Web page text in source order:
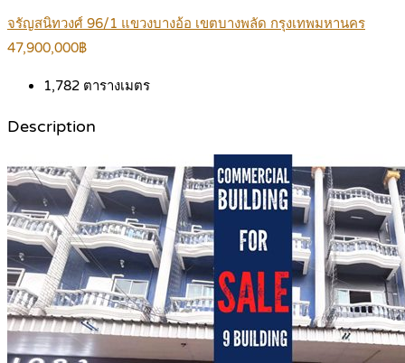
จรัญสนิทวงศ์ 96/1 แขวงบางอ้อ เขตบางพลัด กรุงเทพมหานคร
47,900,000฿
1,782 ตารางเมตร
Description